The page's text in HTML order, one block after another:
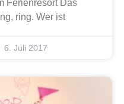
Ferienresort Das
ring. Wer ist
6. Juli 2017